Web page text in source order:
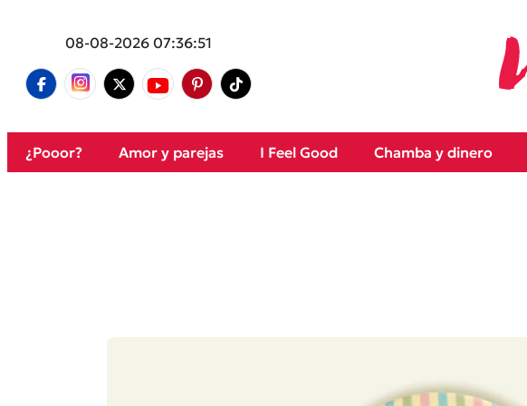
08-08-2026 07:36:51
¿Pooor? Amor y parejas I Feel Good Chamba y dinero